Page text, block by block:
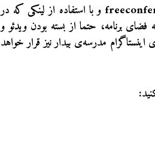
علاقه‌مندان به حضور در این جلسه می‌توانند با نصب برنامه‌ی freeconferencecall و با استفاده از لینکی که در
برنامه، حتما از بسته بودن ویدئو و
مدرسه‌ی بیدار نیز قرار خواهد